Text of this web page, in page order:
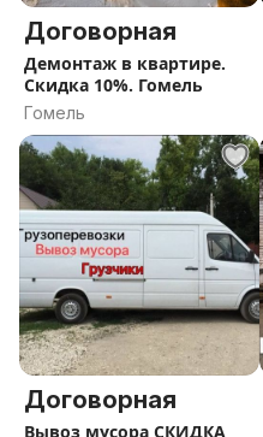
Договорная
Демонтаж в квартире.
Скидка 10%. Гомель
Гомель
Договорная
Вывоз мусора СКИДКА